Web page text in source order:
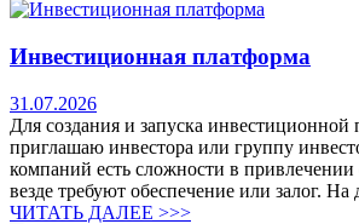
Инвестиционная платформа
31.07.2026
Для создания и запуска
приглашаю инвестора или группу
компаний есть сложности в
везде требуют обеспечение или залог. На
ЧИТАТЬ ДАЛЕЕ >>>